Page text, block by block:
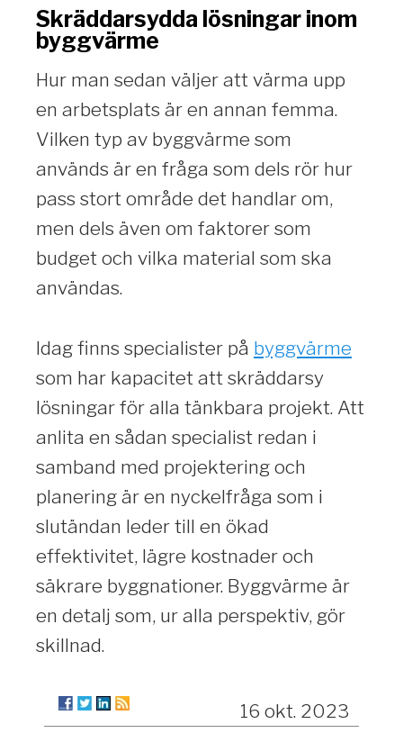
Skräddarsydda lösningar inom
byggvärme
Hur man sedan väljer att värma upp
en arbetsplats är en annan femma.
Vilken typ av byggvärme som
används är en fråga som dels rör hur
pass stort område det handlar om,
men dels även om faktorer som
budget och vilka material som ska
användas.
Idag finns specialister på byggvärme
som har kapacitet att skräddarsy
lösningar för alla tänkbara projekt. Att
anlita en sådan specialist redan i
samband med projektering och
planering är en nyckelfråga som i
slutändan leder till en ökad
effektivitet, lägre kostnader och
säkrare byggnationer. Byggvärme är
en detalj som, ur alla perspektiv, gör
skillnad.
16 okt. 2023